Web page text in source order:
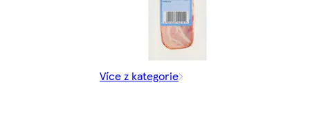
Více z kategorie